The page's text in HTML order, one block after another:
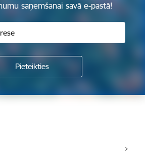
saņemšanai savā e-pastā!